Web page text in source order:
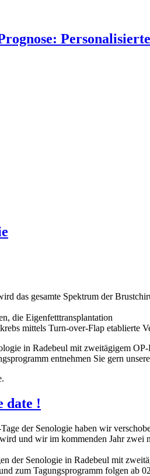
gesamte Spektrum der
die Eigenfetttransplantation
mittels Turn-over-Flap etablierte
in Radebeul mit zweitägigem
entnehmen Sie gern
date !
der Senologie haben wir
wir im kommenden Jahr zwei
der Senologie in Radebeul mit
zum Tagungsprogramm folgen ab